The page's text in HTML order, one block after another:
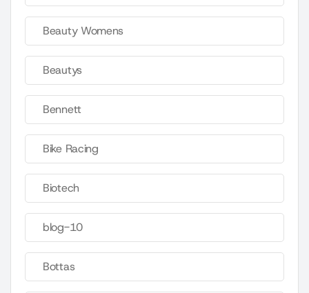
Beauty Womens
Beautys
Bennett
Bike Racing
Biotech
blog-10
Bottas